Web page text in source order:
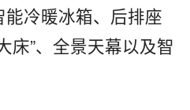
冷暖冰箱、后排座
床”、全景天幕以及智